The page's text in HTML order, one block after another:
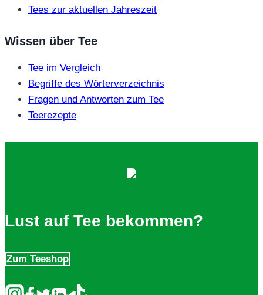
Tees zur aktuellen Jahreszeit
Wissen über Tee
Tee im Vergleich
Begriffe des Wörterverzeichnis
Fragen und Antworten zum Tee
Teerezepte
Lust auf Tee bekommen?
Zum Teeshop